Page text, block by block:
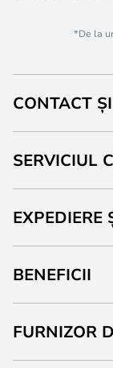
*De la
CONTACT
SERVICIUL
EXPEDIERE
BENEFICII
FURNIZOR